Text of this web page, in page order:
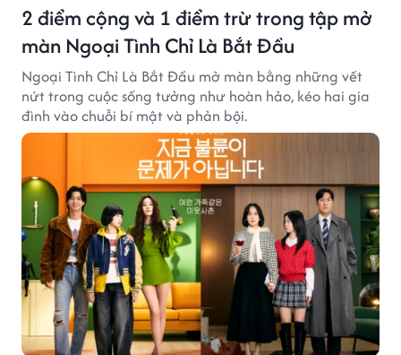
2 điểm cộng và 1 điểm trừ trong tập mở
màn Ngoại Tình Chỉ Là Bắt Đầu
Ngoại Tình Chỉ Là Bắt Đầu mở màn bằng những vết
nứt trong cuộc sống tưởng như hoàn hảo, kéo hai gia
đình vào chuỗi bí mật và phản bội.